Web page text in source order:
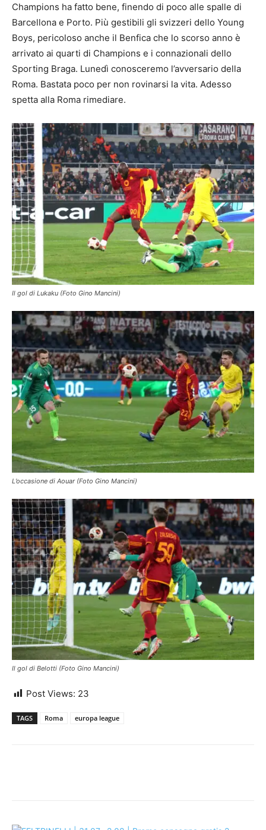
Champions ha fatto bene, finendo di poco alle spalle di
Barcellona e Porto. Più gestibili gli svizzeri dello Young
Boys, pericoloso anche il Benfica che lo scorso anno è
arrivato ai quarti di Champions e i connazionali dello
Sporting Braga. Lunedì conosceremo l’avversario della
Roma. Bastata poco per non rovinarsi la vita. Adesso
spetta alla Roma rimediare.
Il gol di Lukaku (Foto Gino Mancini)
L’occasione di Aouar (Foto Gino Mancini)
Il gol di Belotti (Foto Gino Mancini)
Post Views: 23
TAGS Roma europa league